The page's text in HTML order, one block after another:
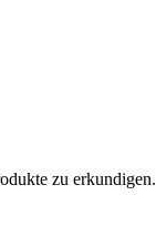
zu erkundigen.